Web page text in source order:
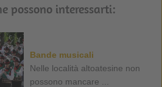
possono interessarti:
Bande musicali
Nelle località altoatesine non
possono mancare ...